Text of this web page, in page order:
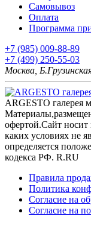
Самовывоз
Оплата
Программа
+7 (985) 009-88-89
+7 (499) 250-55-03
Москва,
ARGESTO галерея
офертой.Сайт
каких условиях не
определяется
кодекса РФ. R.RU
Правила
Политика
Согласие на
Согласие на